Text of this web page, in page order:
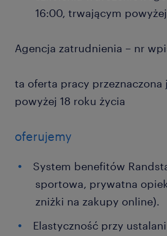
16:00, trwającym
Agencja zatrudnienia – nr
ta oferta pracy przeznaczona
powyżej 18 roku życia
oferujemy
System benefitów
sportowa, prywatna
zniżki na zakupy online).
Elastyczność przy